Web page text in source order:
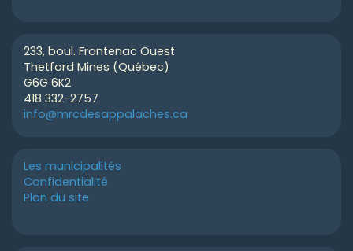
233, boul. Frontenac Ouest
Thetford Mines (Québec)
G6G 6K2
418 332-2757
info@mrcdesappalaches.ca
Les municipalités
Confidentialité
Plan du site